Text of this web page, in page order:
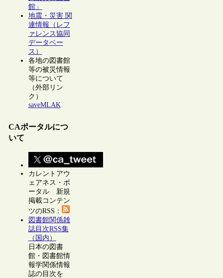
館」
地震・災害 関
連情報（レフ
ァレンス協同
データベー
ス）
各地の図書館
等の被災情報
等について
（外部リン
ク）
saveMLAK
CAポータルにつ
いて
カレントアウ
ェアネス・ポ
ータル 新規
掲載コンテン
ツのRSS：
図書館関係雑
誌目次RSS集
（国内）
日本の図書
館・図書館情
報学関係情報
誌の目次を